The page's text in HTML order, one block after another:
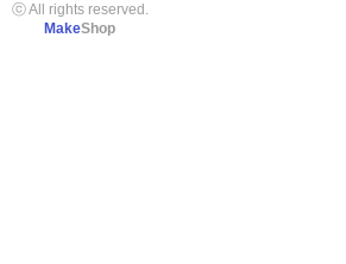
ⓒ All rights reserved.
MakeShop